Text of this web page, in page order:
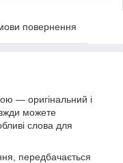
повернення
— оригінальний і
можете
слова для
передбачається